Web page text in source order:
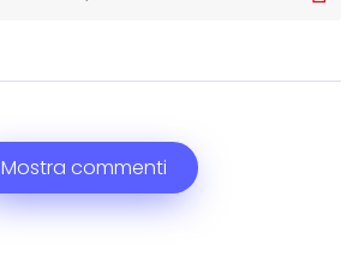
Mostra commenti